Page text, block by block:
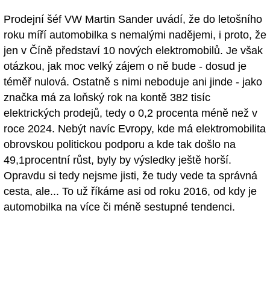
Prodejní šéf VW Martin Sander uvádí, že do letošního
roku míří automobilka s nemalými nadějemi, i proto, že
jen v Číně představí 10 nových elektromobilů. Je však
otázkou, jak moc velký zájem o ně bude - dosud je
téměř nulová. Ostatně s nimi neboduje ani jinde - jako
značka má za loňský rok na kontě 382 tisíc
elektrických prodejů, tedy o 0,2 procenta méně než v
roce 2024. Nebýt navíc Evropy, kde má elektromobilita
obrovskou politickou podporu a kde tak došlo na
49,1procentní růst, byly by výsledky ještě horší.
Opravdu si tedy nejsme jisti, že tudy vede ta správná
cesta, ale... To už říkáme asi od roku 2016, od kdy je
automobilka na více či méně sestupné tendenci.